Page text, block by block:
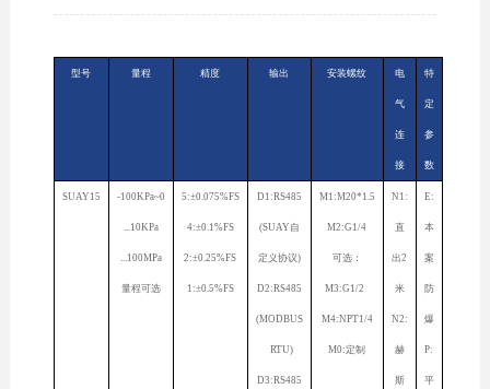
型号 量程 精度 输出 安装螺纹 电
气
连
接
特
定
参
数
SUAY15 -100KPa~0
...10KPa
...100MPa
量程可选
5:±0.075%FS
4:±0.1%FS
2:±0.25%FS
1:±0.5%FS
D1:RS485
(SUAY自
定义协议)
D2:RS485
(MODBUS
RTU)
D3:RS485
M1:M20*1.5
M2:G1/4
可选：
M3:G1/2
M4:NPT1/4
M0:定制
N1:
直
出2
米
N2:
赫
斯
E:
本
案
防
爆
P:
平